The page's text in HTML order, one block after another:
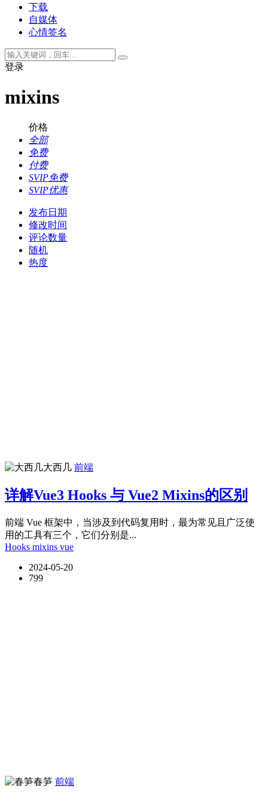
下载
自媒体
心情签名
登录
mixins
价格
全部
免费
付费
SVIP免费
SVIP优惠
发布日期
修改时间
评论数量
随机
热度
大西几 前端
详解Vue3 Hooks 与 Vue2 Mixins的区别
前端 Vue 框架中，当涉及到代码复用时，最为常见且广泛使
用的工具有三个，它们分别是...
Hooks mixins vue
2024-05-20
799
春笋 前端